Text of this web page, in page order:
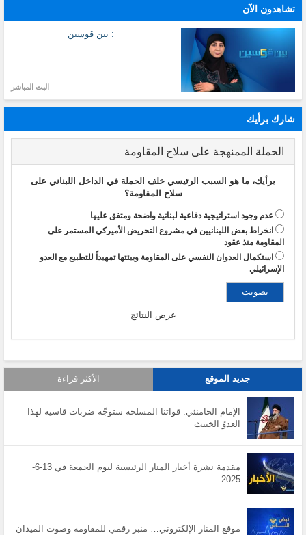
تشاهدون الآن
: بين قوسين
البث المباشر
شارك برأيك
الحملة الممنهجة على سلاح المقاومة
برأيك، ما هو السبب الرئيسي خلف الحملة في الداخل اللبناني على
سلاح المقاومة؟
عدم وجود استراتيجية دفاعية لبنانية واضحة ومتفق عليها
انخراط بعض اللبنانيين في مشروع التحريض الأميركي المستمر على
المقاومة منذ عقود
استكمال العدوان النفسي على المقاومة وبيئتها تمهيداً للتطبيع مع العدو
الإسرائيلي
عرض النتائج
جديد الموقع الأكثر قراءة
الإمام الخامنئي: قواتنا المسلحة ستوجّه ضربات قاسية لهذا
العدوّ الخبيث
مقدمة نشرة أخبار المنار الرئيسية ليوم الجمعة في 13-6-
2025
موقع المنار الإلكتروني… منبر رقمي للمقاومة وصوت الميدان